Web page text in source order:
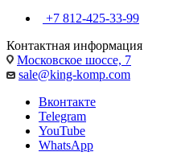
+7 812-425-33-99
Контактная информация
Московское шоссе, 7
sale@king-komp.com
Вконтакте
Telegram
YouTube
WhatsApp